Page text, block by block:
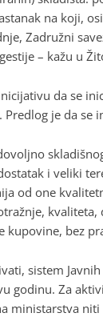
na koji,
Zadružni
– kažu u
da se
je da se
i veliki
od one
kupovine, bez
sistem
godinu. Za
ministarstva